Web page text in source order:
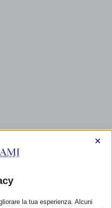
×
la tua esperienza. Alcuni